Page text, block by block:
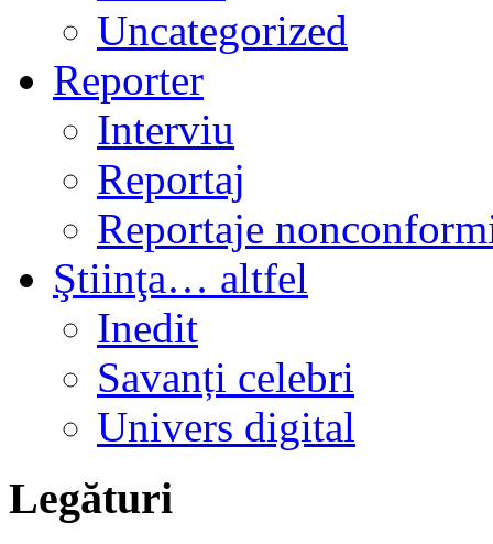
Uncategorized
Reporter
Interviu
Reportaj
Reportaje
Ştiinţa… altfel
Inedit
Savanți celebri
Univers digital
Legături